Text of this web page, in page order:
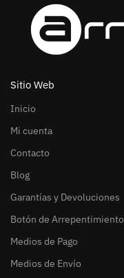
Sitio Web
Inicio
Mi cuenta
Contacto
Blog
Garantías y Devoluciones
Botón de Arrepentimiento
Medios de Pago
Medios de Envío